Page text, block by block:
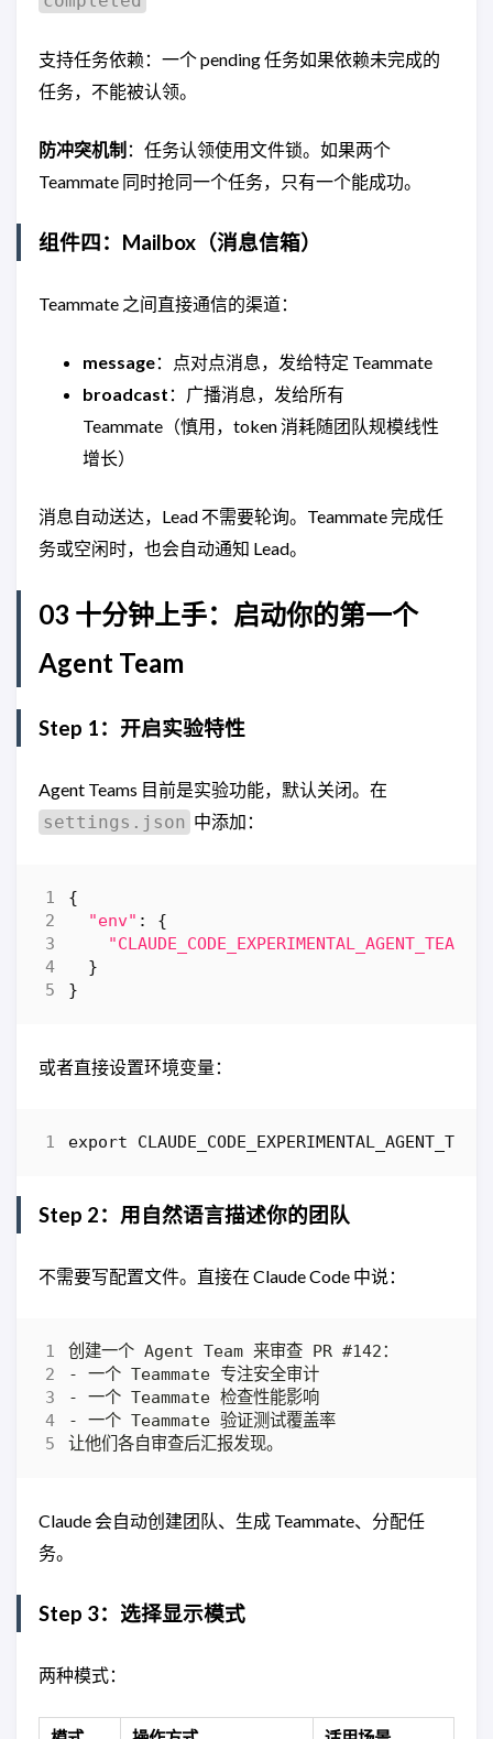
支持任务依赖：一个 pending 任务如果依赖未完成的
任务，不能被认领。
防冲突机制 ：任务认领使用文件锁。如果两个
Teammate 同时抢同一个任务，只有一个能成功。
组件四：Mailbox（消息信箱）
Teammate 之间直接通信的渠道：
message：点对点消息，发给特定 Teammate
broadcast ：广播消息，发给所有
Teammate（慎用，token 消耗随团队规模线性
增长）
消息自动送达，Lead 不需要轮询。Teammate 完成任
务或空闲时，也会自动通知 Lead。
03 十分钟上手：启动你的第一个
Agent Team
Step 1：开启实验特性
Agent Teams 目前是实验功能，默认关闭。在
settings.json 中添加：
{
"env" :
{
"CLAUDE_CODE_EXPERIMENTAL_AGENT_TEAMS"
}
}
或者直接设置环境变量：
export
Step 2：用自然语言描述你的团队
不需要写配置文件。直接在 Claude Code 中说：
Claude 会自动创建团队、生成 Teammate、分配任
务。
Step 3：选择显示模式
两种模式：